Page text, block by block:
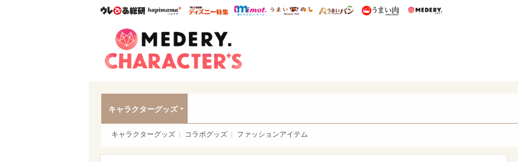
ウレぴあ総研ハピママ* ウレぴあ総研 ディズニー特集
mimot. うまいめし うまいパン うまい肉
キャラクターグッズ
キャラクターグッズ コラボグッズ ファッションアイテム